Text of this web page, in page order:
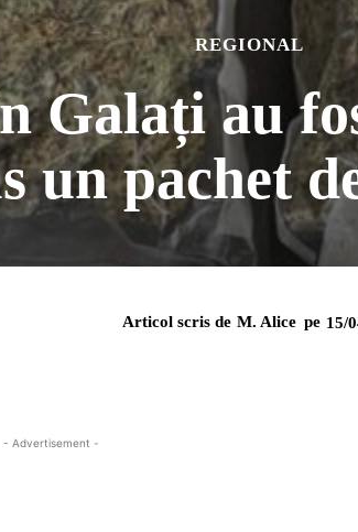
REGIONAL
Galați au
un pachet
Articol scris de M. Alice pe 15/
- Advertisement -